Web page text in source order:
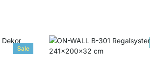
Sale